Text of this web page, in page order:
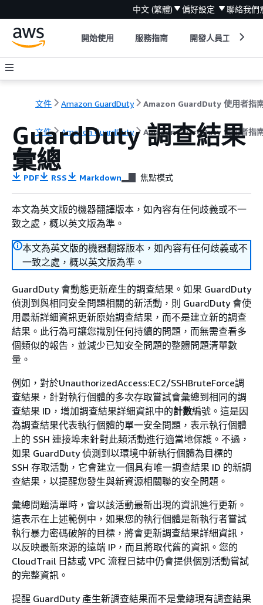
中文 (繁體) 偏好設定 聯絡我們
開始使用 服務指南 開發人員工具
文件 Amazon GuardDuty Amazon GuardDuty 使用者指
文件 Amazon GuardDuty Amazon GuardDuty 使用者指
GuardDuty 調查結果
彙總
PDF RSS Markdown 焦點模式
本文為英文版的機器翻譯版本，如內容有任何歧義或不一
致之處，概以英文版為準。
本文為英文版的機器翻譯版本，如內容有任何歧義或不
一致之處，概以英文版為準。
GuardDuty 會動態更新產生的調查結果。如果 GuardDuty
偵測到與相同安全問題相關的新活動，則 GuardDuty 會使
用最新詳細資訊更新原始調查結果，而不是建立新的調查
結果。此行為可讓您識別任何持續的問題，而無需查看多
個類似的報告，並減少已知安全問題的整體問題清單數
量。
例如，對於UnauthorizedAccess:EC2/SSHBruteForce調
查結果，針對執行個體的多次存取嘗試會彙總到相同的調
查結果 ID，增加調查結果詳細資訊中的計數編號。這是因
為調查結果代表執行個體的單一安全問題，表示執行個體
上的 SSH 連接埠未針對此類活動進行適當地保護。不過，
如果 GuardDuty 偵測到以環境中新執行個體為目標的
SSH 存取活動，它會建立一個具有唯一調查結果 ID 的新調
查結果，以提醒您發生與新資源相關聯的安全問題。
彙總問題清單時，會以該活動最新出現的資訊進行更新。
這表示在上述範例中，如果您的執行個體是新執行者嘗試
執行暴力密碼破解的目標，將會更新調查結果詳細資訊，
以反映最新來源的遠端 IP，而且將取代舊的資訊。您的
CloudTrail 日誌或 VPC 流程日誌中仍會提供個別活動嘗試
的完整資訊。
提醒 GuardDuty 產生新調查結果而不是彙總現有調查結果